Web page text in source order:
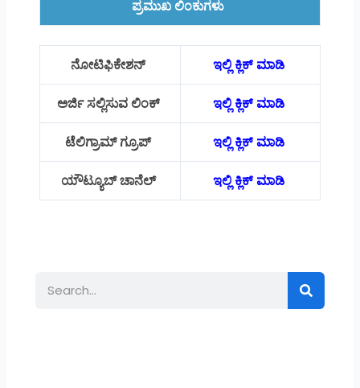
ಪ್ರಮುಖ ಲಿಂಕುಗಳು
ನೋಟಿಫಿಕೇಶನ್ ಇಲ್ಲಿ ಕ್ಲಿಕ್ ಮಾಡಿ
ಅರ್ಜಿ ಸಲ್ಲಿಸುವ ಲಿಂಕ್ ಇಲ್ಲಿ ಕ್ಲಿಕ್ ಮಾಡಿ
ಟೆಲಿಗ್ರಾಮ್ ಗ್ರೂಪ್ ಇಲ್ಲಿ ಕ್ಲಿಕ್ ಮಾಡಿ
ಯೌಟ್ಯೂಬ್ ಚಾನೆಲ್ ಇಲ್ಲಿ ಕ್ಲಿಕ್ ಮಾಡಿ
Search